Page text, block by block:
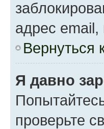
адрес email,
Вернуться
Я давно
проверьте